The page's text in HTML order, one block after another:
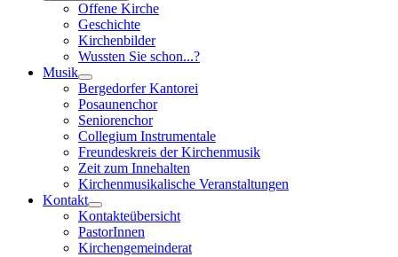
Offene Kirche
Geschichte
Kirchenbilder
Wussten Sie schon...?
Musik
Bergedorfer Kantorei
Posaunenchor
Seniorenchor
Collegium Instrumentale
Freundeskreis der Kirchenmusik
Zeit zum Innehalten
Kirchenmusikalische Veranstaltungen
Kontakt
Kontakteübersicht
PastorInnen
Kirchengemeinderat